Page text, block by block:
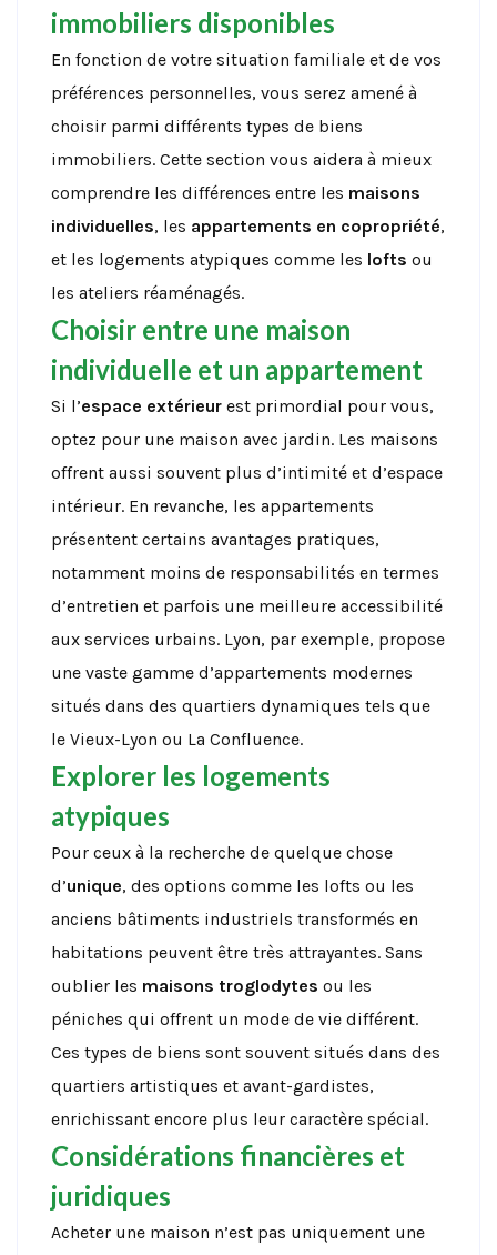
immobiliers disponibles
En fonction de votre situation familiale et de vos
préférences personnelles, vous serez amené à
choisir parmi différents types de biens
immobiliers. Cette section vous aidera à mieux
comprendre les différences entre les maisons
individuelles, les appartements en copropriété,
et les logements atypiques comme les lofts ou
les ateliers réaménagés.
Choisir entre une maison
individuelle et un appartement
Si l’espace extérieur est primordial pour vous,
optez pour une maison avec jardin. Les maisons
offrent aussi souvent plus d’intimité et d’espace
intérieur. En revanche, les appartements
présentent certains avantages pratiques,
notamment moins de responsabilités en termes
d’entretien et parfois une meilleure accessibilité
aux services urbains. Lyon, par exemple, propose
une vaste gamme d’appartements modernes
situés dans des quartiers dynamiques tels que
le Vieux-Lyon ou La Confluence.
Explorer les logements
atypiques
Pour ceux à la recherche de quelque chose
d’unique, des options comme les lofts ou les
anciens bâtiments industriels transformés en
habitations peuvent être très attrayantes. Sans
oublier les maisons troglodytes ou les
péniches qui offrent un mode de vie différent.
Ces types de biens sont souvent situés dans des
quartiers artistiques et avant-gardistes,
enrichissant encore plus leur caractère spécial.
Considérations financières et
juridiques
Acheter une maison n’est pas uniquement une